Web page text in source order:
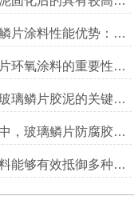
乙烯基玻璃鳞片涂料性能优势：多重防护的协同效应
使用玻璃鳞片环氧涂料的重要性在哪里方面？
高温乙烯基玻璃鳞片胶泥的关键优势：从耐久性到施工适应性
在工业应用中，玻璃鳞片防腐胶泥展现出了多重防护作用
玻璃鳞片涂料能够有效抵御多种化学物质侵蚀